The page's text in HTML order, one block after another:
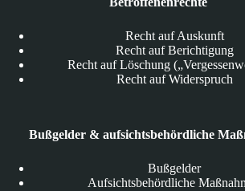
Recht auf Auskunft
Recht auf Berichtigung
Recht auf Löschung
Recht auf Widerspruch
Bußgelder & aufsichtsbehördliche
Bußgelder
Aufsichtsbehördliche